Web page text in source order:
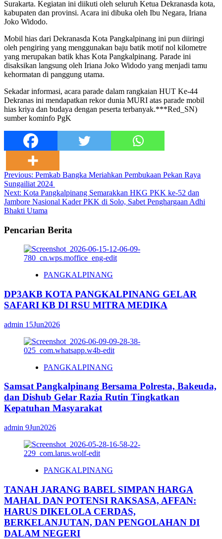
Surakarta. Kegiatan ini diikuti oleh seluruh Ketua Dekranasda kota,
kabupaten dan provinsi. Acara ini dibuka oleh Ibu Negara, Iriana
Joko Widodo.
Mobil hias dari Dekranasda Kota Pangkalpinang ini pun diiringi
oleh pengiring yang menggunakan baju batik motif nol kilometre
yang merupakan batik khas Kota Pangkalpinang. Parade ini
disaksikan langsung oleh Iriana Joko Widodo yang menjadi tamu
kehormatan di panggung utama.
Sekadar informasi, acara parade dalam rangkaian HUT Ke-44
Dekranas ini mendapatkan rekor dunia MURI atas parade mobil
hias kriya dan budaya dengan peserta terbanyak.***Red_SN)
sumber kominfo PgK
Post
navigation
Previous: Pemkab Bangka Meriahkan Pembukaan Pekan Raya
Sungailiat 2024
Next: Kota Pangkalpinang Semarakkan HKG PKK ke-52 dan
Jambore Nasional Kader PKK di Solo, Sabet Penghargaan Adhi
Bhakti Utama
Pencarian Berita
PANGKALPINANG
DP3AKB KOTA PANGKALPINANG GELAR
SAFARI KB DI RSU MITRA MEDIKA
admin 15Jun2026
PANGKALPINANG
Samsat Pangkalpinang Bersama Polresta, Bakeuda,
dan Dishub Gelar Razia Rutin Tingkatkan
Kepatuhan Masyarakat
admin 9Jun2026
PANGKALPINANG
TANAH JARANG BABEL SIMPAN HARGA
MAHAL DAN POTENSI RAKSASA, AFFAN:
HARUS DIKELOLA CERDAS,
BERKELANJUTAN, DAN PENGOLAHAN DI
DALAM NEGERI